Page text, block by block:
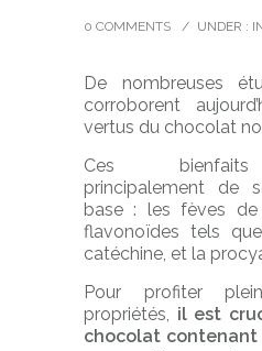
0 COMMENTS / UNDER :
De nombreuses
corroborent
vertus du chocolat
Ces bienfaits
principalement de
base : les fèves de
flavonoïdes tels que
catéchine, et la
Pour profiter
propriétés, il est
chocolat contenant